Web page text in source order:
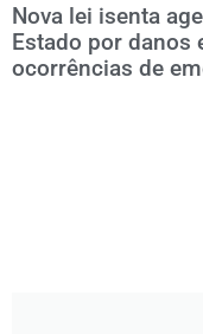
Nova lei isenta
Estado por danos
ocorrências de